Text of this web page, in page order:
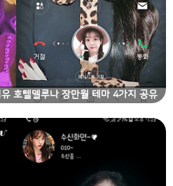
호텔델루나 장만월 테마 4가지 공유